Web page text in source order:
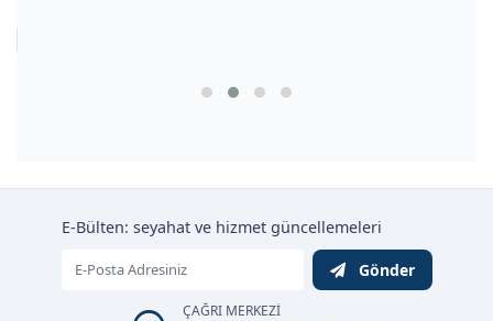
E-Bülten: seyahat ve hizmet güncellemeleri
Gönder
ÇAĞRI MERKEZİ